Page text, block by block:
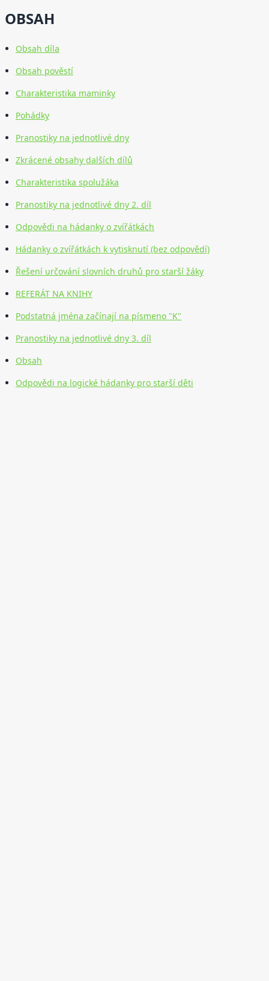
OBSAH
Obsah díla
Obsah pověstí
Charakteristika maminky
Pohádky
Pranostiky na jednotlivé dny
Zkrácené obsahy dalších dílů
Charakteristika spolužáka
Pranostiky na jednotlivé dny 2. díl
Odpovědi na hádanky o zvířátkách
Hádanky o zvířátkách k vytisknutí (bez odpovědí)
Řešení určování slovních druhů pro starší žáky
REFERÁT NA KNIHY
Podstatná jména začínají na písmeno "K"
Pranostiky na jednotlivé dny 3. díl
Obsah
Odpovědi na logické hádanky pro starší děti